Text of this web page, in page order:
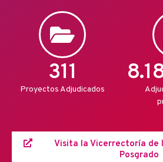
311
Proyectos Adjudicados
Visita la Vicerrectoría de
Posgrado